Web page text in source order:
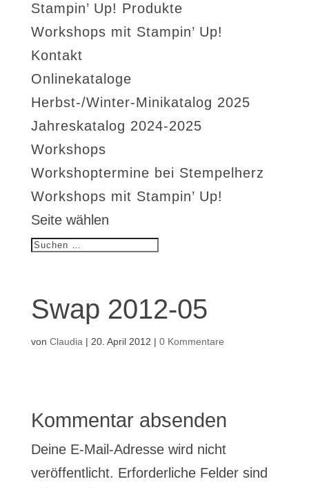
Stampin’ Up! Produkte
Workshops mit Stampin’ Up!
Kontakt
Onlinekataloge
Herbst-/Winter-Minikatalog 2025
Jahreskatalog 2024-2025
Workshops
Workshoptermine bei Stempelherz
Workshops mit Stampin’ Up!
Seite wählen
Swap 2012-05
von Claudia | 20. April 2012 | 0 Kommentare
Kommentar absenden
Deine E-Mail-Adresse wird nicht
veröffentlicht. Erforderliche Felder sind